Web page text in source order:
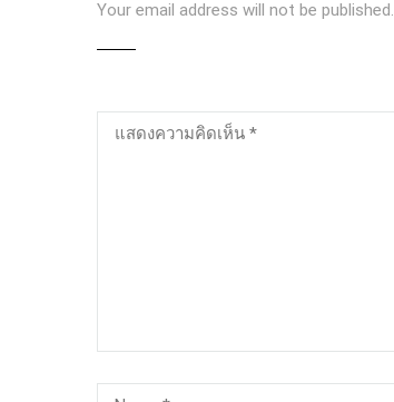
Your email address will not be published.